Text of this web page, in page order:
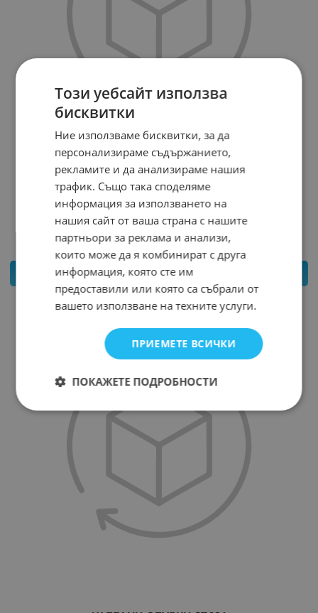
КАБЕЛНИ ОБУВКИ 72
Арт.№: 11690
0.060*€ 0.05 € / 0.10 лв.
КУПИ
Този уебсайт използва
бисквитки
Ние използваме бисквитки, за да
персонализираме съдържанието,
рекламите и да анализираме нашия
трафик. Също така споделяме
информация за използването на
нашия сайт от ваша страна с нашите
партньори за реклама и анализи,
които може да я комбинират с друга
информация, която сте им
предоставили или която са събрали от
вашето използване на техните услуги.
ПРИЕМЕТЕ ВСИЧКИ
ПОКАЖЕТЕ ПОДРОБНОСТИ